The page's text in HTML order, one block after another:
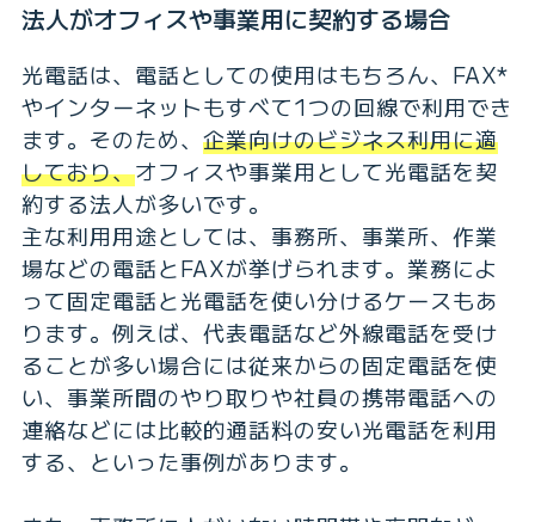
法人がオフィスや事業用に契約する場合
光電話は、電話としての使用はもちろん、FAX*
やインターネットもすべて1つの回線で利用でき
ます。そのため、 企業向けのビジネス利用に適
しており、オフィスや事業用として光電話を契
約する法人が多いです。
主な利用用途としては、事務所、事業所、作業
場などの電話とFAXが挙げられます。業務によ
って固定電話と光電話を使い分けるケースもあ
ります。例えば、代表電話など外線電話を受け
ることが多い場合には従来からの固定電話を使
い、事業所間のやり取りや社員の携帯電話への
連絡などには比較的通話料の安い光電話を利用
する、といった事例があります。